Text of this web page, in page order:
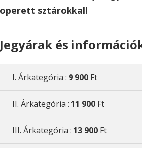
operett sztárokkal!
Jegyárak és
I. Árkategória : 9 900 Ft
II. Árkategória : 11 900 Ft
III. Árkategória : 13 900 Ft